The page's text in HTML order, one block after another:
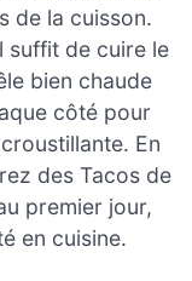
de la cuisson.
suffit de cuire le
bien chaude
côté pour
En
des Tacos de
premier jour,
en cuisine.